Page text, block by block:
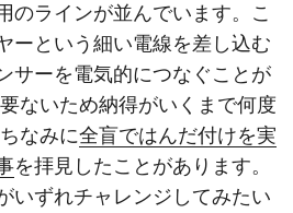
のラインが並んでいます。こ
ーという細い電線を差し込む
サーを電気的につなぐことが
ないため納得がいくまで何度
なみに全盲ではんだ付けを実
を拝見したことがあります。
いずれチャレンジしてみたい